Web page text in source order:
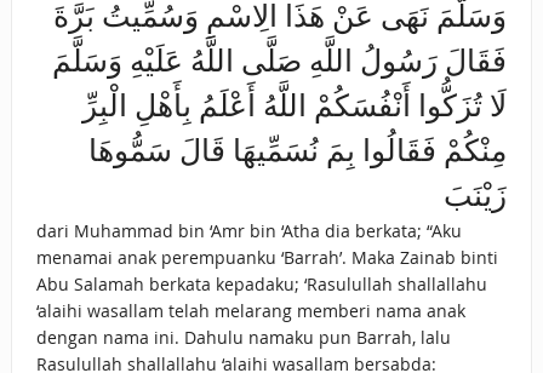
وَسَلَّمَ نَهَى عَنْ هَذَا الِاسْمِ وَسُمِّيتُ بَرَّةَ
فَقَالَ رَسُولُ اللَّهِ صَلَّى اللَّهُ عَلَيْهِ وَسَلَّمَ
لَا تُزَكُّوا أَنْفُسَكُمْ اللَّهُ أَعْلَمُ بِأَهْلِ الْبِرِّ
مِنْكُمْ فَقَالُوا بِمَ نُسَمِّيهَا قَالَ سَمُّوهَا
زَيْنَبَ
dari Muhammad bin ‘Amr bin ‘Atha dia berkata; “Aku
menamai anak perempuanku ‘Barrah’. Maka Zainab binti
Abu Salamah berkata kepadaku; ‘Rasulullah shallallahu
‘alaihi wasallam telah melarang memberi nama anak
dengan nama ini. Dahulu namaku pun Barrah, lalu
Rasulullah shallallahu ‘alaihi wasallam bersabda: